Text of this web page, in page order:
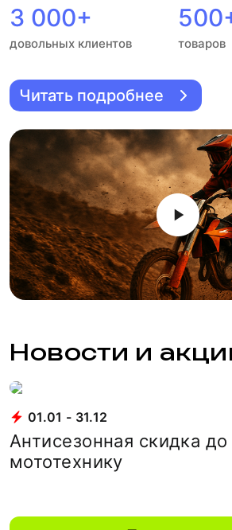
3 000+
довольных клиентов товаров
Читать подробнее
Новости и
01.01 - 31.12
Антисезонная скидка до
мототехнику